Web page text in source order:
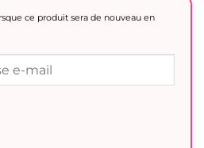
ce produit sera de nouveau en